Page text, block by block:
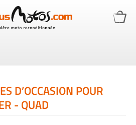
D’OCCASION POUR
- QUAD